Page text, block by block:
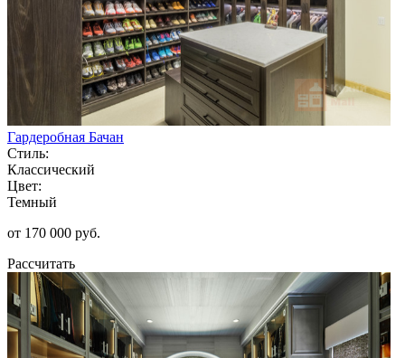
Гардеробная Бачан
Стиль:
Классический
Цвет:
Темный
от 170 000 руб.
Рассчитать